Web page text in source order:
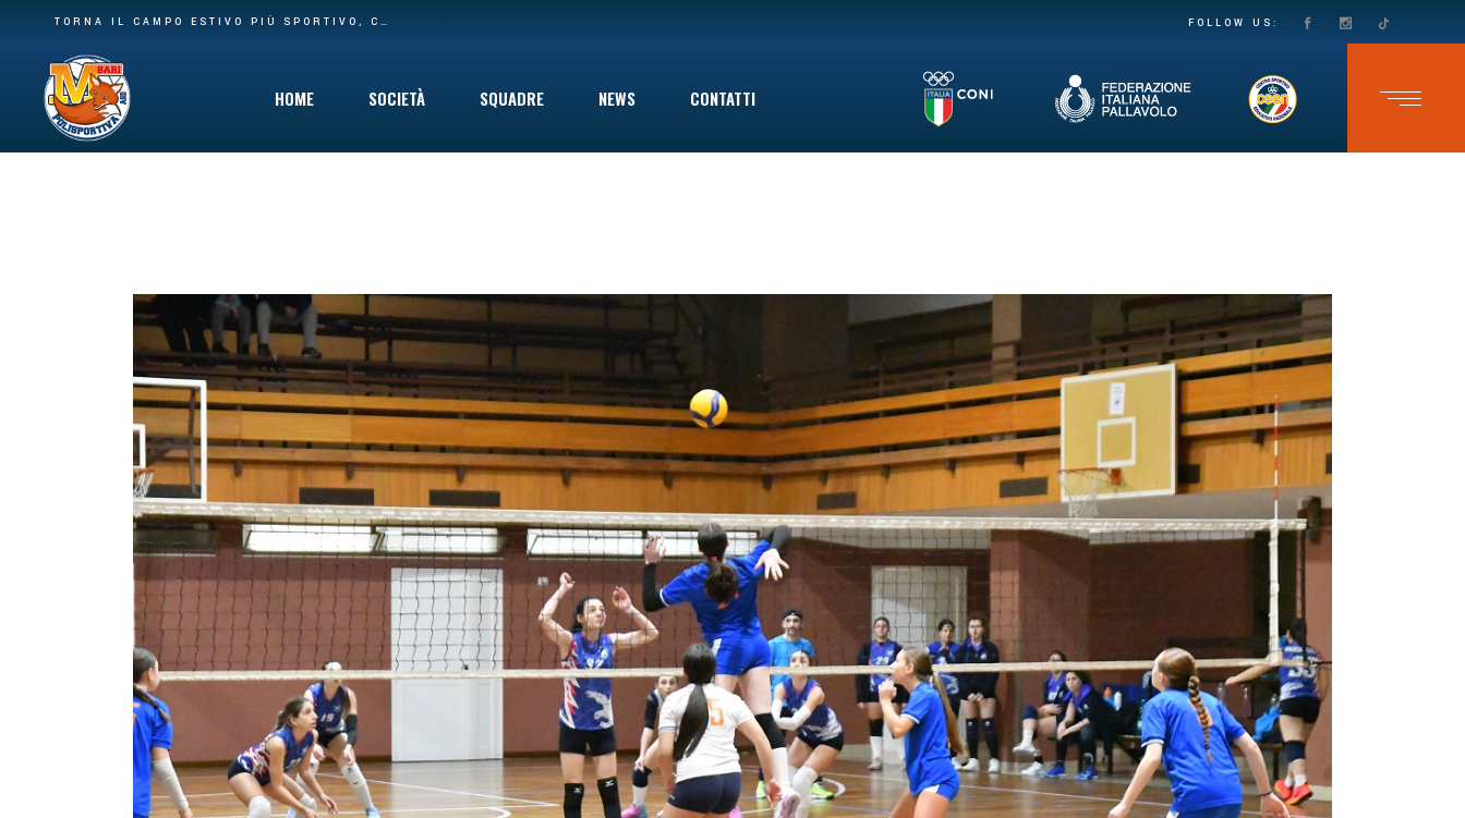
TORNA IL CAMPO ESTIVO PIÙ SPORTIVO, COINVOLGENTE E DIVERTENTE CHE C’È: DAL 10 GIUGNO VIA AL SUMMER CAMP DELLA POLISPORTIVA M BARI FOLLOW US:
HOME SOCIETÀ
Safeguarding
Cinque per Mille
Privacy Policy
SQUADRE NEWS CONTATTI